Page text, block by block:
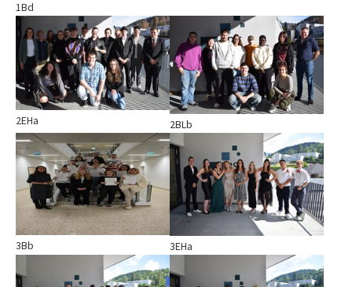
1Bd
Show larger version
2EHa
Show larger version
2BLb
Show larger version
3Bb
Show larger version
3EHa
Show larger version Show larger version